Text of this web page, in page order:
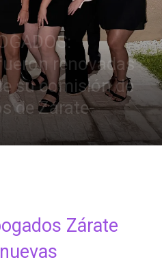
renovadas
su comisión de
de Zárate-
Zárate